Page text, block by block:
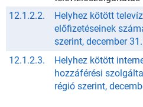
12.1.2.2.
Helyhez kötött
előfizetéseinek
szerint, december 31.
12.1.2.3.
Helyhez kötött
hozzáférési
régió szerint,